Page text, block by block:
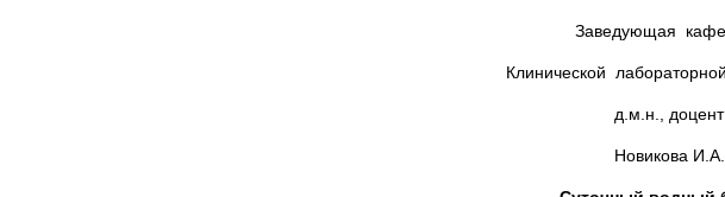
Заведующая
Клинической
д.м.н., доцент
Новикова И.А.